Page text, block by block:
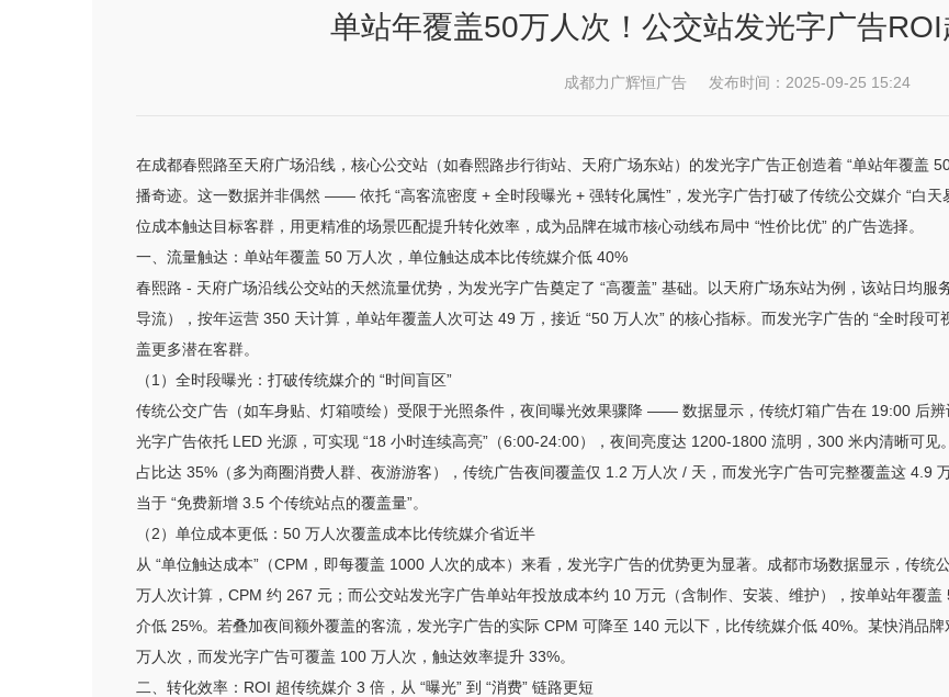
单站年覆盖50万人次！公交站发光字广告
成都力广辉恒广告 发布时间：2025-09-25 15:24
在成都春熙路至天府广场沿线，核心公交站（如春熙路步行街站、天府广场东站）的发光字广告正创造着 “单站年覆盖
播奇迹。这一数据并非偶然 —— 依托 “高客流密度 + 全时段曝光 + 强转化属性”，发光字广告打破了传统公交媒介 “白
位成本触达目标客群，用更精准的场景匹配提升转化效率，成为品牌在城市核心动线布局中 “性价比优” 的广告选择。
一、流量触达：单站年覆盖 50 万人次，单位触达成本比传统媒介低 40%
春熙路 - 天府广场沿线公交站的天然流量优势，为发光字广告奠定了 “高覆盖” 基础。以天府广场东站为例，该站日均
导流），按年运营 350 天计算，单站年覆盖人次可达 49 万，接近 “50 万人次” 的核心指标。而发光字广告的 “全时段
盖更多潜在客群。
（1）全时段曝光：打破传统媒介的 “时间盲区”
传统公交广告（如车身贴、灯箱喷绘）受限于光照条件，夜间曝光效果骤降 —— 数据显示，传统灯箱广告在 19:00 后
光字广告依托 LED 光源，可实现 “18 小时连续高亮”（6:00-24:00），夜间亮度达 1200-1800 流明，300 米内清晰可
占比达 35%（多为商圈消费人群、夜游游客），传统广告夜间覆盖仅 1.2 万人次 / 天，而发光字广告可完整覆盖这 4.9
当于 “免费新增 3.5 个传统站点的覆盖量”。
（2）单位成本更低：50 万人次覆盖成本比传统媒介省近半
从 “单位触达成本”（CPM，即每覆盖 1000 人次的成本）来看，发光字广告的优势更为显著。成都市场数据显示，传
万人次计算，CPM 约 267 元；而公交站发光字广告单站年投放成本约 10 万元（含制作、安装、维护），按单站年覆
介低 25%。若叠加夜间额外覆盖的客流，发光字广告的实际 CPM 可降至 140 元以下，比传统媒介低 40%。某快消品
万人次，而发光字广告可覆盖 100 万人次，触达效率提升 33%。
二、转化效率：ROI 超传统媒介 3 倍，从 “曝光” 到 “消费” 链路更短